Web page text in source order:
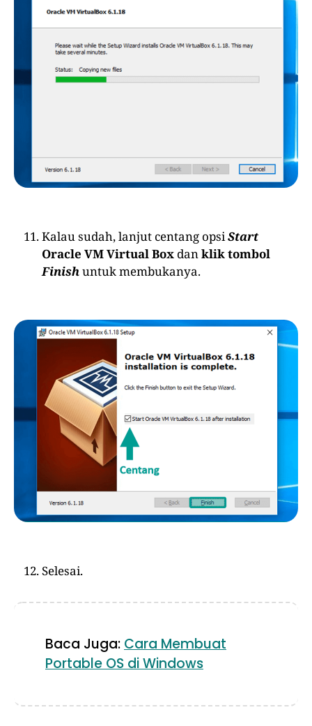
Kalau sudah, lanjut centang opsiStart
Oracle VM Virtual Box danklik tombol
Finishuntuk membukanya.
Selesai.
Baca Juga: Cara Membuat
Portable OS di Windows